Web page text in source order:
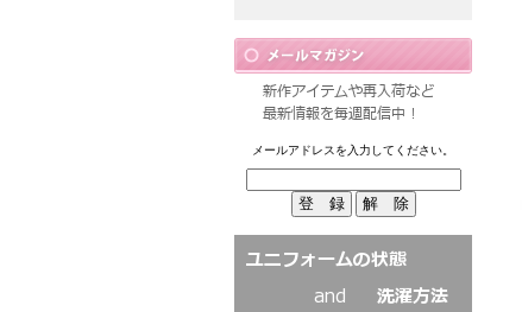
メールアドレスを入力してください。